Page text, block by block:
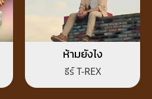
ห้ามยังไง
ธีร์ T-REX